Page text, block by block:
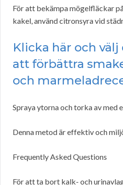
För att bekämpa mögelfläckar
kakel, använd citronsyra vid
Klicka här och
att förbättra
och
Spraya ytorna och torka av med
Denna metod är effektiv och
Frequently Asked Questions
För att ta bort kalk- och